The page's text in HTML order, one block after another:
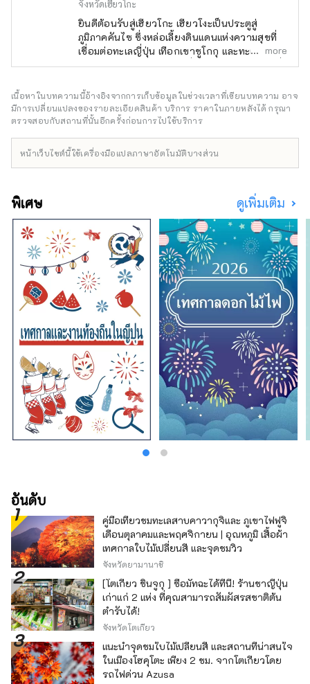
จังหวัดเฮียวโกะ
ยินดีต้อนรับสู่เฮียวโกะ เฮียวโงะเป็นประตูสู่
ภูมิภาคคันไซ ซึ่งหล่อเลี้ยงดินแดนแห่งความสุขที่
เชื่อมต่อทะเลญี่ปุ่น เทือกเขาชูโกกุ และทะเลเซโตะ
ใน ตลอดจนสภาพอากาศที่มีความสุข มีทิวทัศน์ที่
ปราสาทฮิเมจิ มรดกโลกที่ได้รับเลือกให้เป็นหนึ่ง
ใน 100 จุดชมซากุระที่ดีที่สุด และทิวทัศน์ยาม
ค่ำคืนแบบพาโนรามาจากภูเขาร็อคโค แบรนด์โก
หมายเหมือนกันกับเนื้อทาจิมะ เป็นหนึ่งในเนื้อวัว
ซากิออนเซ็นก็ปรากฏอยู่ในวรรณกรรมมากมาย
โอบล้อมด้วยธรรมชาติ ให้คุณได้ผ่อนคลาย
ร่างกายและจิตใจ คุณสามารถพบกับเสียงที่น่า
จดจำ เช่น เสียงฟ้าร้องของน้ำวนนารูโตะบนเกาะ
อาวาจิ และเสียงแบบไดนามิกของเทศกาลดอกไม้
ไฟที่จัดขึ้นในสถานที่ต่างๆ ในฤดูร้อน ในสวน
สมุนไพรและสวนพฤกษศาสตร์ในจังหวัด คุณจะ
ได้รับการเยียวยาด้วยกลิ่นสมุนไพรและดอกไม้ที่
อ่อนโยนและน่ารื่นรมย์ตลอดสี่ฤดูกาล เพลิดเพลิน
ไปกับการเดินทางครั้งใหม่ในเฮียวโงะที่กระตุ้น
สัมผัสทั้งห้าของการมองเห็น การรับรส การสัมผัส
การได้ยิน และการดมกลิ่น
more
เนื้อหาในบทความนี้อ้างอิงจากการเก็บข้อมูลในช่วงเวลาที่เขียนบทความ อาจ
มีการเปลี่ยนแปลงของรายละเอียดสินค้า บริการ ราคาในภายหลังได้ กรุณา
ตรวจสอบกับสถานที่นั้นอีกครั้งก่อนการไปใช้บริการ
หน้าเว็บไซต์นี้ใช้เครื่องมือแปลภาษาอัตโนมัติบางส่วน
พิเศษ ดูเพิ่มเติม
อันดับ
คู่มือเที่ยวชมทะเลสาบคาวากุจิและ ภูเขาไฟฟูจิ
เดือนตุลาคมและพฤศจิกายน | อุณหภูมิ เสื้อผ้า
เทศกาลใบไม้เปลี่ยนสี และจุดชมวิว
จังหวัดยามานาชิ
[โตเกียว ชินจูกุ ] ซื้อมัทฉะได้ที่นี่! ร้านชาญี่ปุ่น
เก่าแก่ 2 แห่ง ที่คุณสามารถสัมผัสรสชาติต้น
ตำรับได้!
จังหวัดโตเกียว
แนะนำจุดชมใบไม้เปลี่ยนสี และสถานที่น่าสนใจ
ในเมืองโฮคุโตะ เพียง 2 ชม. จากโตเกียวโดย
รถไฟด่วน Azusa